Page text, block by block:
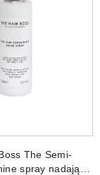
The Semi-
spray nadający